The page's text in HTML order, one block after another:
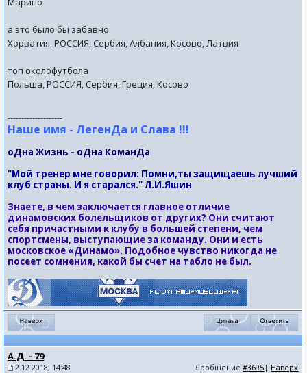
а это было бы забавно
Хорватия, РОССИЯ, Сербия, Албания, Косово, Латвия
топ околофутбола
Польша, РОССИЯ, Сербия, Греция, Косово
--------------------
Наше имя - ЛегенДа и Слава !!!
оДна Жизнь - оДна КоманДа
"Мой тренер мне говорил: Помни,ты защищаешь лучший
клуб страны. И я старался." Л.И.Яшин
Знаете, в чем заключается главное отличие
динамовских болельщиков от других? Они считают
себя причастными к клубу в большей степени, чем
спортсмены, выступающие за команду. Они и есть
московское «Динамо». Подобное чувство никогда не
посеет сомнения, какой бы счет на табло не был.
А.Д. - 79
2.12.2018, 14:48 Сообщение#3695 | Наверх